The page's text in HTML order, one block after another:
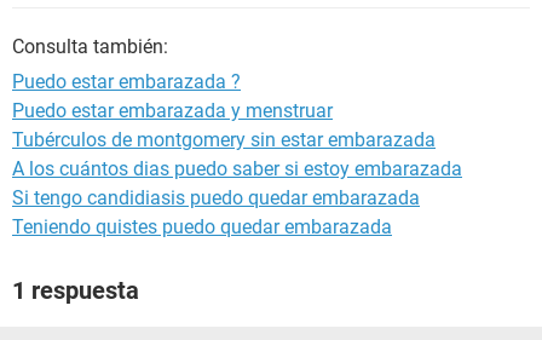
Consulta también:
Puedo estar embarazada ?
Puedo estar embarazada y menstruar
Tubérculos de montgomery sin estar embarazada
A los cuántos dias puedo saber si estoy embarazada
Si tengo candidiasis puedo quedar embarazada
Teniendo quistes puedo quedar embarazada
1 respuesta